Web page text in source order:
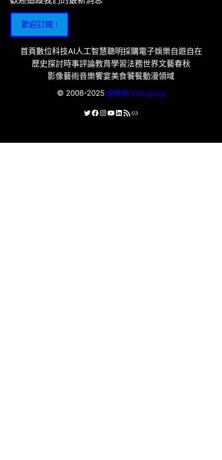
歡迎訂閱 !
首頁數位科技AI人工智慧聰明採購電子娛樂自遊自在
歷史探討時事評論教育學習法務世界文藝春秋
影像藝術音樂饗宴美食饕餮動漫領域
© 2008-2025 優格網 Yblog.org
X Facebook
Instagram
YouTube
LinkedIn
RSS 資訊提供連結